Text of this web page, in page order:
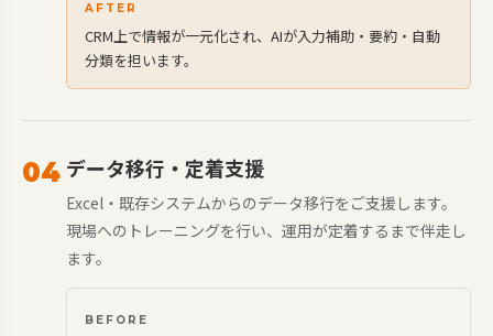
AFTER
CRM上で情報が一元化され、AIが入力補助・要約・自動
分類を担います。
04 データ移行・定着支援
Excel・既存システムからのデータ移行をご支援します。
現場へのトレーニングを行い、運用が定着するまで伴走し
ます。
BEFORE